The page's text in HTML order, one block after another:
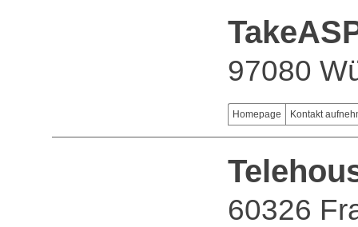
97080
Homepage Kontakt
60326